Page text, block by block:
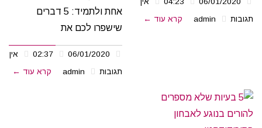
תגובות
admin קרא עוד ←
אחת ולתמיד: 5 דברים
שישפרו לכם את
אין
תגובות
admin קרא עוד ←